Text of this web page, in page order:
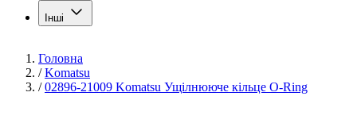
Інші
Головна
/ Komatsu
/ 02896-21009 Komatsu Ущілнююче кільце O-Ring